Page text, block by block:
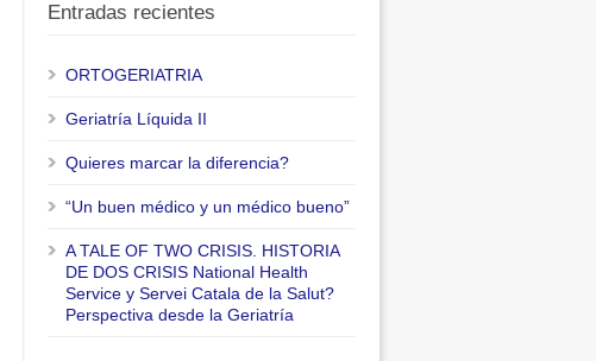
Entradas recientes
ORTOGERIATRIA
Geriatría Líquida II
Quieres marcar la diferencia?
“Un buen médico y un médico bueno”
A TALE OF TWO CRISIS. HISTORIA
DE DOS CRISIS National Health
Service y Servei Catala de la Salut?
Perspectiva desde la Geriatría